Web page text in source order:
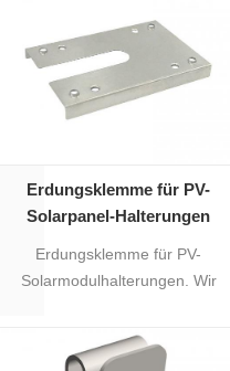
Erdungsklemme für PV-
Solarpanel-Halterungen
Erdungsklemme für PV-
Solarmodulhalterungen. Wir
sowohl für Solardachmontagen
als auch für